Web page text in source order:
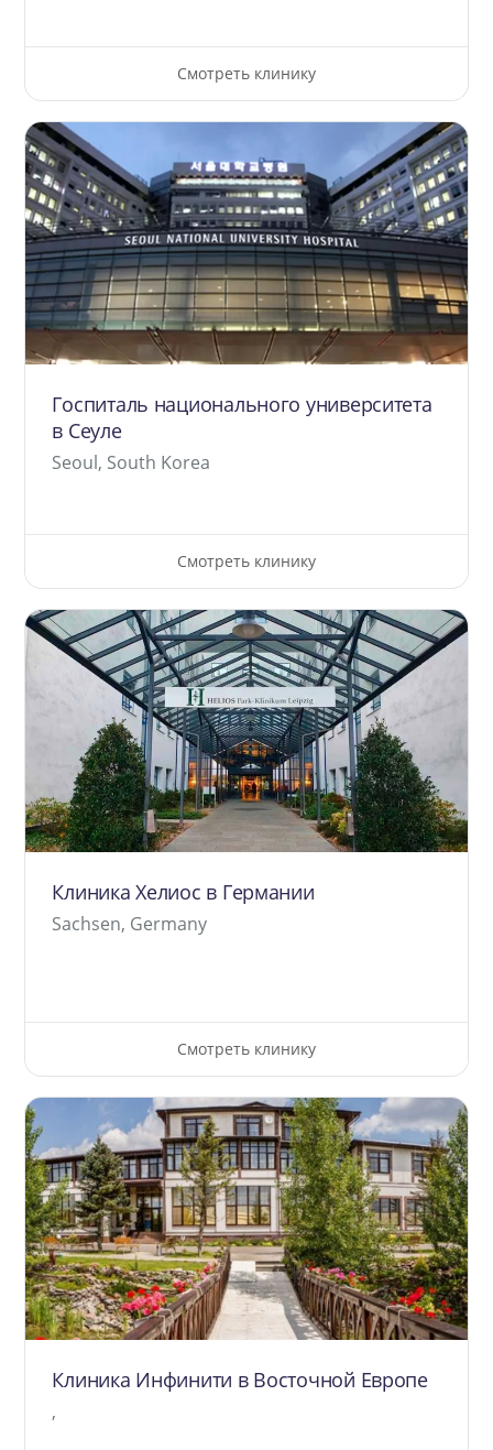
Смотреть клинику
Госпиталь национального университета
в Сеуле
Seoul, South Korea
Смотреть клинику
Клиника Хелиос в Германии
Sachsen, Germany
Смотреть клинику
Клиника Инфинити в Восточной Европе
,